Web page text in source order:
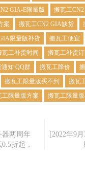
GIA-E限量版
搬瓦工
案
搬瓦工CN2 GIA缺货
限量版补货
搬瓦工便宜
瓦工补货时间 搬瓦工补货订
知 QQ群
搬瓦工降价
搬瓦工限量版买不到
搬瓦
工限量版方案
搬瓦工限量
器两周年
折起，
[2022年9